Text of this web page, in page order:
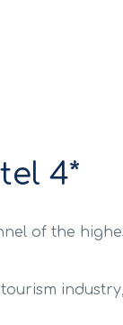
4*
of the